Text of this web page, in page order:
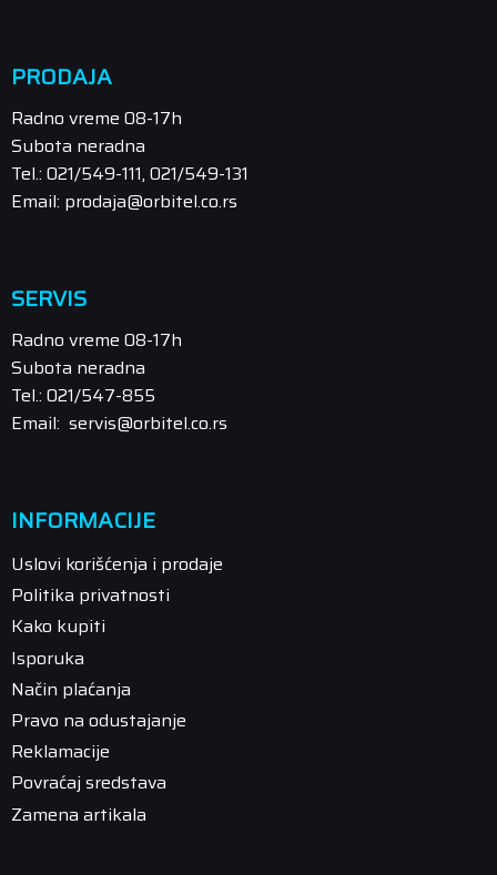
PRODAJA
Radno vreme 08-17h
Subota neradna
Tel.: 021/549-111, 021/549-131
Email: prodaja@orbitel.co.rs
SERVIS
Radno vreme 08-17h
Subota neradna
Tel.: 021/547-855
Email: servis@orbitel.co.rs
INFORMACIJE
Uslovi korišćenja i prodaje
Politika privatnosti
Kako kupiti
Isporuka
Način plaćanja
Pravo na odustajanje
Reklamacije
Povraćaj sredstava
Zamena artikala